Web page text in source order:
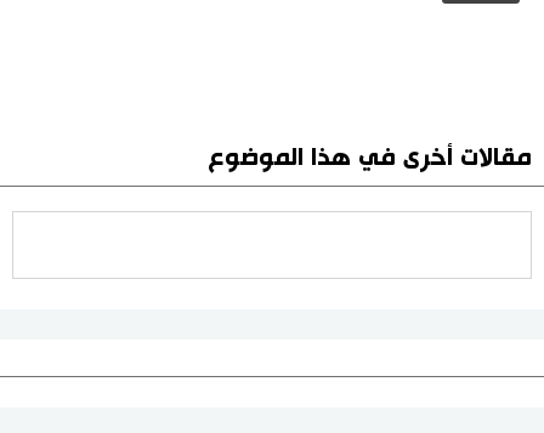
مقالات أخرى في هذا الموضوع